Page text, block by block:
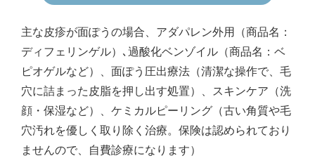
主な皮疹が面ぽうの場合、アダパレン外用（商品名：
ディフェリンゲル）､過酸化ベンゾイル（商品名：ベ
ピオゲルなど）、面ぽう圧出療法（清潔な操作で、毛
穴に詰まった皮脂を押し出す処置）、スキンケア（洗
顔・保湿など）、ケミカルピーリング（古い角質や毛
穴汚れを優しく取り除く治療。保険は認められており
ませんので、自費診療になります）